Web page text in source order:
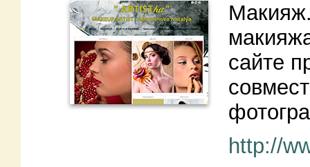
сайте
http://